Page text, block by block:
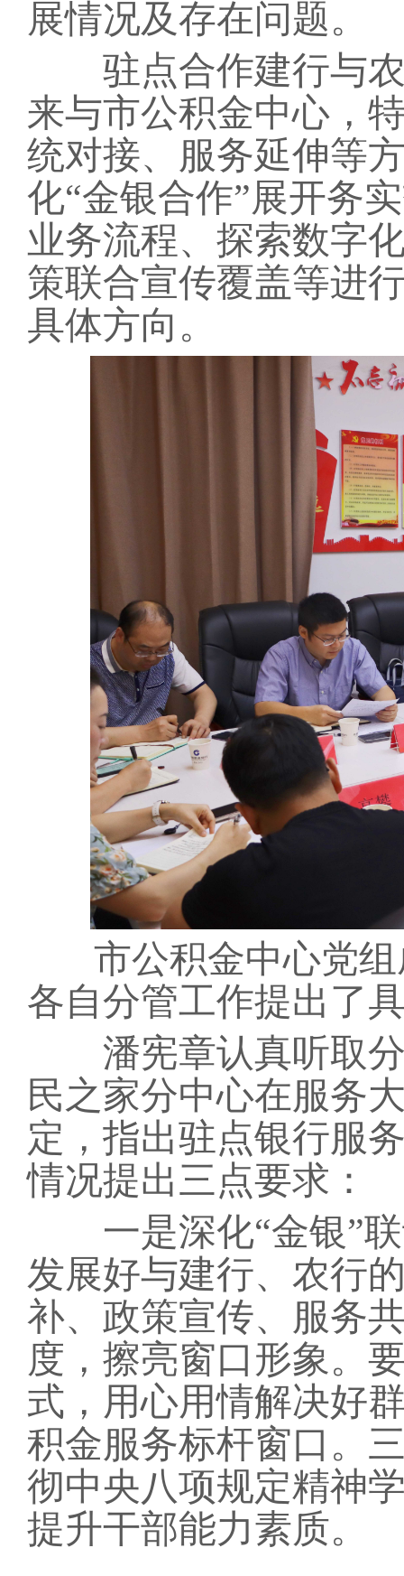
展情况及存在问题。
驻点合作建行与
来与市公积金中心，
统对接、服务延伸等
化“金银合作”展开务
业务流程、探索数字
策联合宣传覆盖等进
具体方向。
市公积金中心党
各自分管工作提出了
潘宪章认真听取
民之家分中心在服务
定，指出驻点银行服
情况提出三点要求：
一是深化“金银”
发展好与建行、农行
补、政策宣传、服务
度，擦亮窗口形象。
式，用心用情解决好
积金服务标杆窗口。
彻中央八项规定精神
提升干部能力素质。